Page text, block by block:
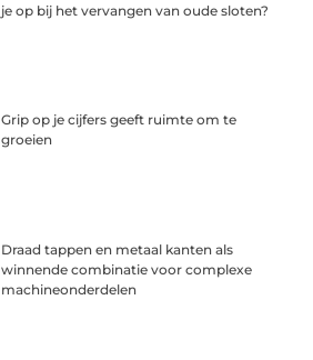
je op bij het vervangen van oude sloten?
Grip op je cijfers geeft ruimte om te
groeien
Draad tappen en metaal kanten als
winnende combinatie voor complexe
machineonderdelen